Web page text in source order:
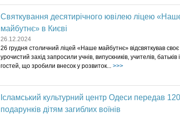
Святкування десятирічного ювілею ліцею
майбутнє» в Києві
26.12.2024
26 грудня столичний ліцей «Наше майбутнє» відсвяткував
урочистий захід запросили учнів, випускників, учителів, батьків
гостей, що зробили внесок у розвиток... >>>
Ісламський культурний центр Одеси передав 120
подарунків дітям загиблих воїнів